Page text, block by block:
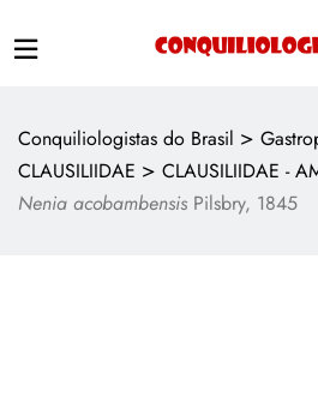
Conquiliologistas do Brasil >
CLAUSILIIDAE > CLAUSILIIDAE -
Nenia acobambensis Pilsbry, 1845